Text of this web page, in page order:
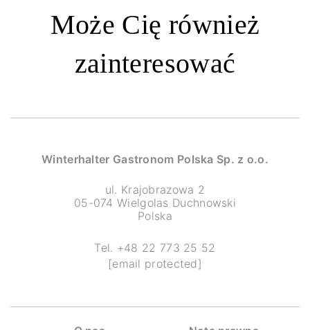
Może Cię również
zainteresować
Winterhalter Gastronom Polska Sp. z o.o.
ul. Krajobrazowa 2
05-074 Wielgolas Duchnowski
Polska
Tel. +48 22 773 25 52
[email protected]